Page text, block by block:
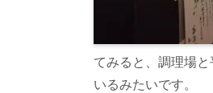
てみると、調理場
いるみたいです。